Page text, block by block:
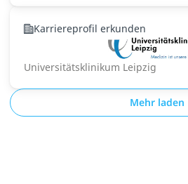
Karriereprofil erkunden
Universitätsklinikum Leipzig
Mehr laden